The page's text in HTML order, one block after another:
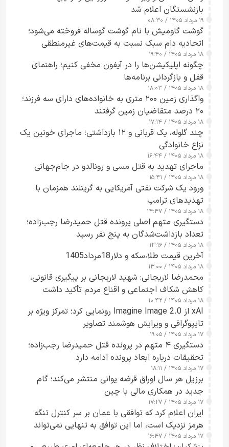
بازنشستگان اعلام شد
۱۹ مرداد ۱۴۰۵ / ۰۸:۳۰
گوشت گاومیش با نام گوشت گوساله فروخته می‌شود؛
اتحادیه دام سبک نسبت به قیمت‌های غیرمنطقی
هشدار داد
۱۸ مرداد ۱۴۰۵ / ۱۹:۴۰
چگونه اپلیکیشن‌ها را در آیفون مخفی کنیم؛ راهنمای
قفل و بازگردانی برنامه‌ها
۱۸ مرداد ۱۴۰۵ / ۱۸:۰۳
واگذاری زمین ۲۰۰ متری به خانواده‌های دارای سه فرزند؛
۲۰ درصد متقاضیان زمین گرفتند
۱۸ مرداد ۱۴۰۵ / ۱۷:۱۴
چند گلوله، یک قربانی و ۱۲ بازداشتی؛ ماجرای خونین یک
نزاع خانوادگی
۱۸ مرداد ۱۴۰۵ / ۱۶:۴۴
ماجرای تهدید به قتل مسی و رونالدو در جام‌جهانی
۱۸ مرداد ۱۴۰۵ / ۱۵:۴۱
ورود یک شرکت نفتی آمریکایی به گرینلند همزمان با
تهدیدهای ترامپ
۱۸ مرداد ۱۴۰۵ / ۱۴:۴۷
دستگیری متهم اصلی پرونده قتل حمیدرضا رجب‌زاده؛
تعداد بازداشت‌شدگان به پنج نفر رسید
۱۸ مرداد ۱۴۰۵ / ۱۳:۱۶
آخرین قیمت طلا،سکه و دلار18مرداد1405
۱۸ مرداد ۱۴۰۵ / ۱۳:۰۰
محمدرضا لاریجانی: شهید لاریجانی بر پیگیری قانونی،
کاهش شکاف اجتماعی و اقناع مردم تأکید داشت
۱۸ مرداد ۱۴۰۵ / ۱۰:۴۲
xAI از Imagine Image 2.0 رونمایی کرد؛ تمرکز ویژه بر
تایپوگرافی و ویرایش هوشمند تصاویر
۱۷ مرداد ۱۴۰۵ / ۱۹:۰۵
دستگیری ۴ متهم در پرونده قتل حمیدرضا رجب‌زاده؛
تحقیقات درباره ابعاد پرونده ادامه دارد
۱۷ مرداد ۱۴۰۵ / ۱۸:۱۱
برزیل هر سال اوراق قرضه یوانی منتشر می‌کند؛ گام
جدید در همکاری مالی با چین
۱۷ مرداد ۱۴۰۵ / ۱۷:۲۷
ایران اعلام کرد که توافقی با عمان بر سر کنترل تنگه
هرمز نزدیک است، اما این توافق به تنهایی نمی‌تواند
آبراه را آزاد کند
۱۷ مرداد ۱۴۰۵ / ۱۶:۴۷